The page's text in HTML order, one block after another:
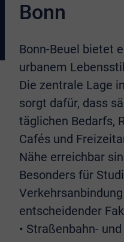
Bonn
Bonn-Beuel bietet
urbanem
Die zentrale Lage
sorgt dafür, dass
täglichen Bedarfs,
Cafés und
Nähe erreichbar
Besonders für
entscheidender
• Straßenbahn-